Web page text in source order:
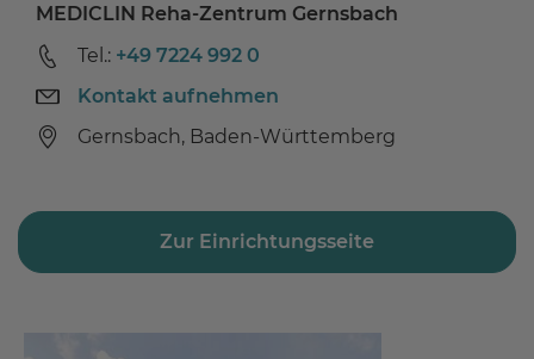
MEDICLIN Reha-Zentrum Gernsbach
Tel.: +49 7224 992 0
Kontakt aufnehmen
Gernsbach, Baden-Württemberg
Zur Einrichtungsseite